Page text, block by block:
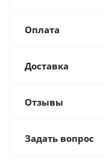
Оплата
Доставка
Отзывы
Задать вопрос